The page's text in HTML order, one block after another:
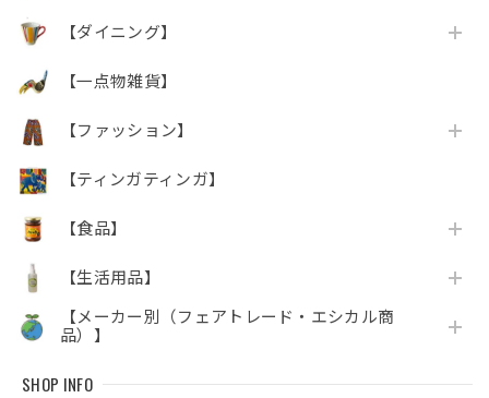
【ダイニング】
【一点物雑貨】
【ファッション】
【ティンガティンガ】
【食品】
【生活用品】
【メーカー別（フェアトレード・エシカル商
品）】
SHOP INFO